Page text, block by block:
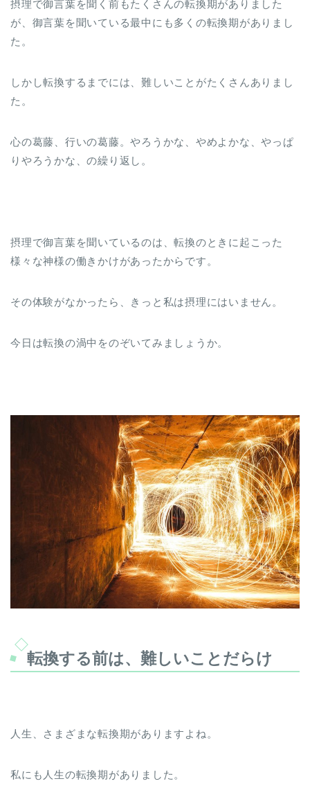
摂理で御言葉を聞く前もたくさんの転換期がありました
が、御言葉を聞いている最中にも多くの転換期がありまし
た。
しかし転換するまでには、難しいことがたくさんありまし
た。
心の葛藤、行いの葛藤。やろうかな、やめよかな、やっぱ
りやろうかな、の繰り返し。
摂理で御言葉を聞いているのは、転換のときに起こった
様々な神様の働きかけがあったからです。
その体験がなかったら、きっと私は摂理にはいません。
今日は転換の渦中をのぞいてみましょうか。
転換する前は、難しいことだらけ
人生、さまざまな転換期がありますよね。
私にも人生の転換期がありました。